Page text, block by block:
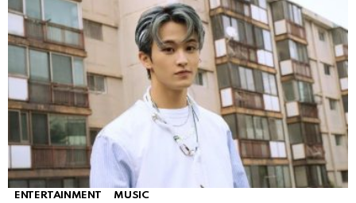
ENTERTAINMENT MUSIC